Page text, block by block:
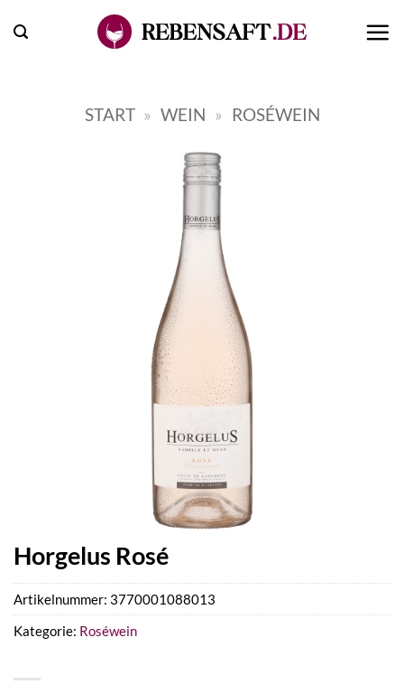
Inhalt
START » WEIN » ROSÉWEIN
Horgelus Rosé
Artikelnummer: 3770001088013
Kategorie: Roséwein